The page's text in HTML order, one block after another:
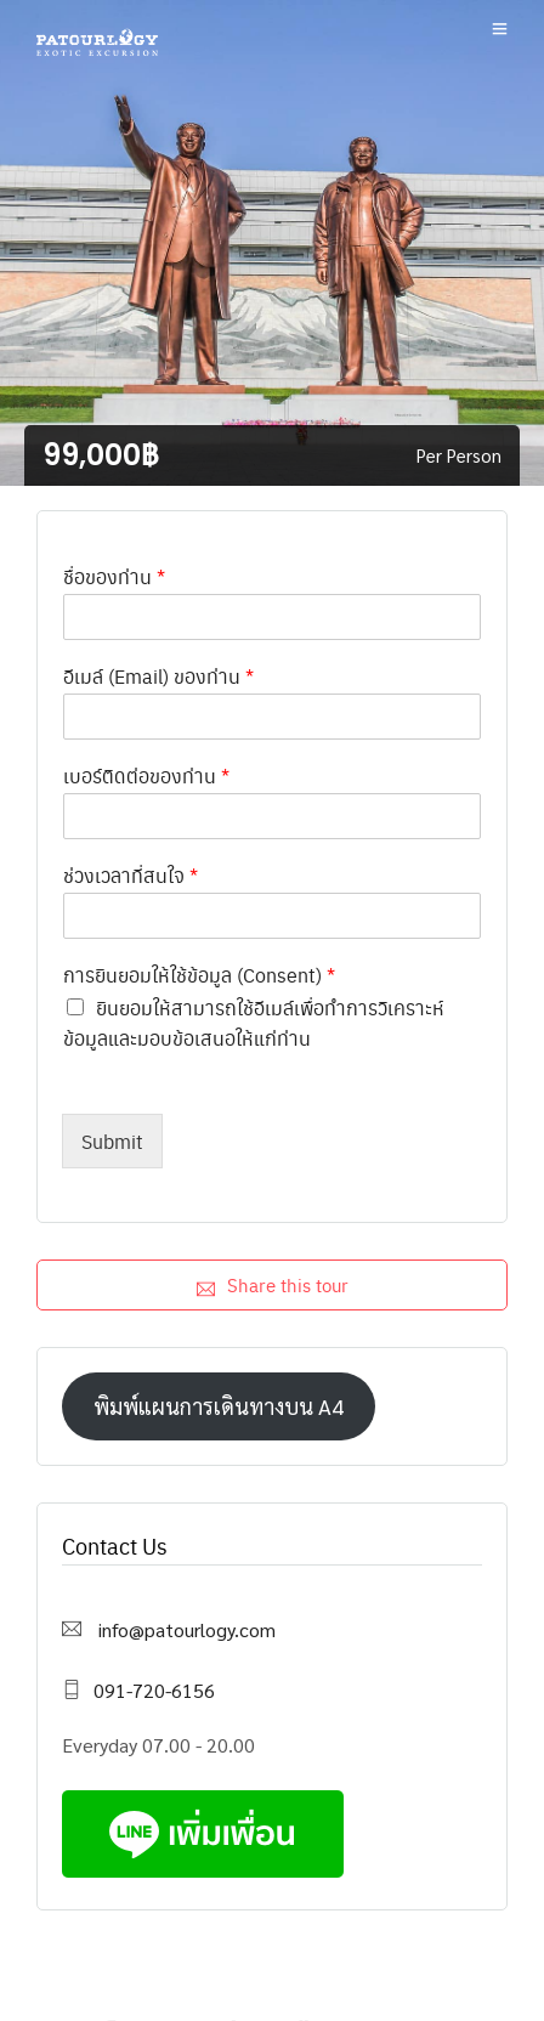
99,000฿ Per Person
ชื่อของท่าน *
อีเมล์ (Email) ของท่าน *
เบอร์ติดต่อของท่าน *
ช่วงเวลาที่สนใจ *
การยินยอมให้ใช้ข้อมูล (Consent) *
ยินยอมให้สามารถใช้อีเมล์เพื่อทำการวิเคราะห์
ข้อมูลและมอบข้อเสนอให้แก่ท่าน
Submit
Share this tour
พิมพ์แผนการเดินทางบน A4
Contact Us
info@patourlogy.com
091-720-6156
Everyday 07.00 - 20.00